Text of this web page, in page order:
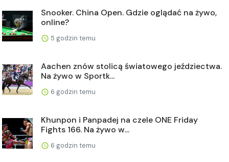
Snooker. China Open. Gdzie oglądać na żywo,
online?
5 godzin temu
Aachen znów stolicą światowego jeździectwa.
Na żywo w Sportk...
6 godzin temu
Khunpon i Panpadej na czele ONE Friday
Fights 166. Na żywo w...
6 godzin temu